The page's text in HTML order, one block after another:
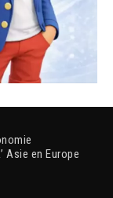
Asie en Europe